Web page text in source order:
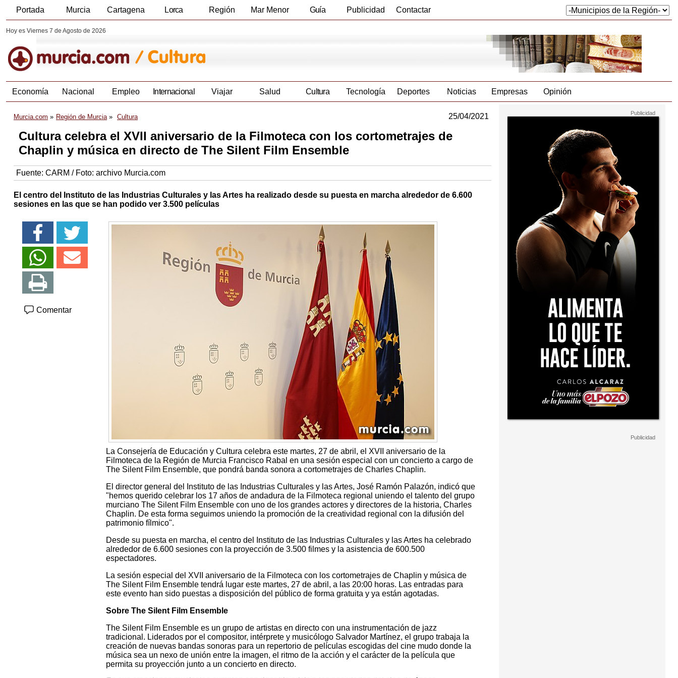
Portada Murcia Cartagena Lorca Región Mar Menor Guía Publicidad Contactar
Hoy es Viernes 7 de Agosto de 2026
Economía Nacional Empleo Internacional Viajar Salud Cultura Tecnología Deportes Noticias Empresas Opinión
Murcia.com Región de Murcia Cultura 25/04/2021
Cultura celebra el XVII aniversario de la Filmoteca con los cortometrajes de
Chaplin y música en directo de The Silent Film Ensemble
Fuente: CARM / Foto: archivo Murcia.com
El centro del Instituto de las Industrias Culturales y las Artes ha realizado desde su puesta en marcha alrededor de 6.600
sesiones en las que se han podido ver 3.500 películas
Comentar
La Consejería de Educación y Cultura celebra este martes, 27 de abril, el XVII aniversario de la
Filmoteca de la Región de Murcia Francisco Rabal en una sesión especial con un concierto a cargo de
The Silent Film Ensemble, que pondrá banda sonora a cortometrajes de Charles Chaplin.
El director general del Instituto de las Industrias Culturales y las Artes, José Ramón Palazón, indicó que
"hemos querido celebrar los 17 años de andadura de la Filmoteca regional uniendo el talento del grupo
murciano The Silent Film Ensemble con uno de los grandes actores y directores de la historia, Charles
Chaplin. De esta forma seguimos uniendo la promoción de la creatividad regional con la difusión del
patrimonio fílmico".
Desde su puesta en marcha, el centro del Instituto de las Industrias Culturales y las Artes ha celebrado
alrededor de 6.600 sesiones con la proyección de 3.500 filmes y la asistencia de 600.500
espectadores.
La sesión especial del XVII aniversario de la Filmoteca con los cortometrajes de Chaplin y música de
The Silent Film Ensemble tendrá lugar este martes, 27 de abril, a las 20:00 horas. Las entradas para
este evento han sido puestas a disposición del público de forma gratuita y ya están agotadas.
Sobre The Silent Film Ensemble
The Silent Film Ensemble es un grupo de artistas en directo con una instrumentación de jazz
tradicional. Liderados por el compositor, intérprete y musicólogo Salvador Martínez, el grupo trabaja la
creación de nuevas bandas sonoras para un repertorio de películas escogidas del cine mudo donde la
música sea un nexo de unión entre la imagen, el ritmo de la acción y el carácter de la película que
permita su proyección junto a un concierto en directo.